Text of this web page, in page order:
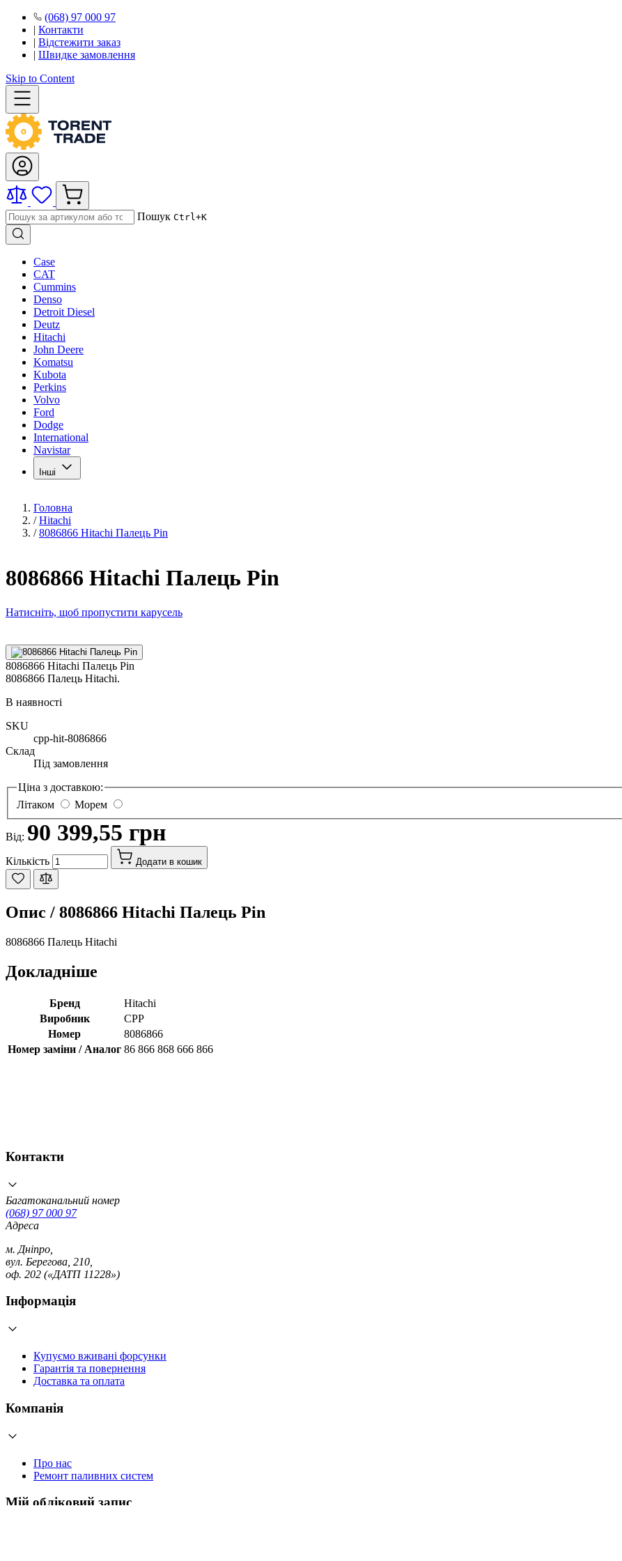
(068) 97 000 97
| Контакти
| Відстежити заказ
| Швидке замовлення
Skip to Content
Пошук Ctrl+K
Case
CAT
Cummins
Denso
Detroit Diesel
Deutz
Hitachi
John Deere
Komatsu
Kubota
Perkins
Volvo
Ford
Dodge
International
Navistar
Інші
Головна
/ Hitachi
/ 8086866 Hitachi Палець Pin
8086866 Hitachi Палець Pin
Натисніть, щоб пропустити карусель
8086866 Hitachi Палець Pin
8086866 Палець Hitachi.
В наявності
SKU
cpp-hit-8086866
Склад
Під замовлення
Ціна з доставкою:
Літаком
Морем
Від: 90 399,55 грн
Кількість Додати в кошик
Опис / 8086866 Hitachi Палець Pin
8086866 Палець Hitachi
Докладніше
Бренд
Hitachi
Виробник
CPP
Номер
8086866
Номер заміни / Аналог 86 866 868 666 866
Контакти
Багатоканальний номер
(068) 97 000 97
Адреса
м. Дніпро,
вул. Берегова, 210,
оф. 202 («ДАТП 11228»)
Інформація
Купуємо вживані форсунки
Гарантія та повернення
Доставка та оплата
Компанія
Про нас
Ремонт паливних систем
Мій обліковий запис